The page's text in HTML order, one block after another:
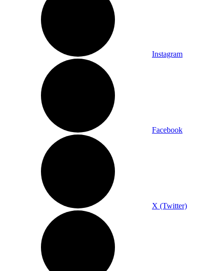
Instagram
Facebook
X (Twitter)